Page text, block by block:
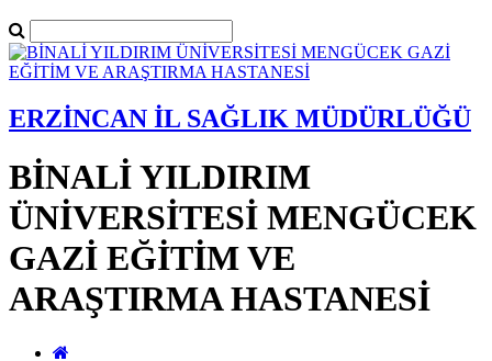
ERZİNCAN İL SAĞLIK MÜDÜRLÜĞÜ
BİNALİ YILDIRIM
ÜNİVERSİTESİ MENGÜCEK
GAZİ EĞİTİM VE
ARAŞTIRMA HASTANESİ